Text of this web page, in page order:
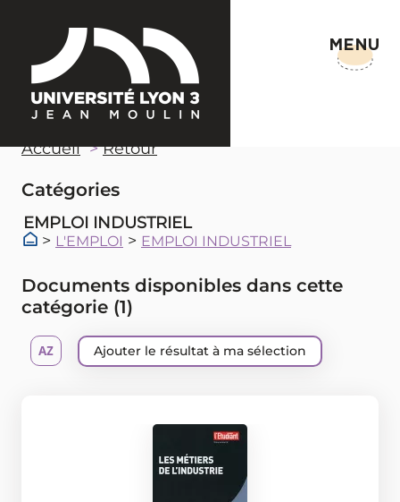
MENU
Accueil Retour
Catégories
> L'EMPLOI > EMPLOI INDUSTRIEL
EMPLOI INDUSTRIEL
Documents disponibles dans cette
catégorie (1)
Ajouter le résultat à ma sélection